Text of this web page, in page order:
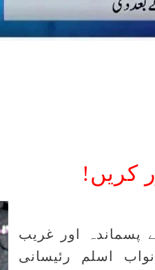
کریں!
پسماندہ اور غریب
اسلم رئیسانی